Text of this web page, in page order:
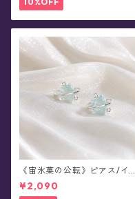
《宙氷菓の公転》ピアス/イヤ
リング
¥2,090